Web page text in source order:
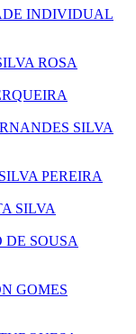
INDIVIDUAL
ROSA
SILVA
PEREIRA
SILVA
DE SOUSA
GOMES